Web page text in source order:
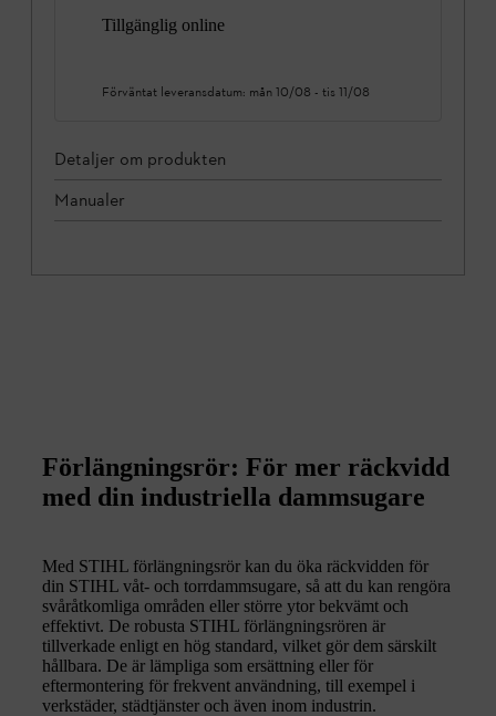
Tillgänglig online
Förväntat leveransdatum: mån 10/08 - tis 11/08
Detaljer om produkten
Manualer
Förlängningsrör: För mer räckvidd
med din industriella dammsugare
Med STIHL förlängningsrör kan du öka räckvidden för
din STIHL våt- och torrdammsugare, så att du kan rengöra
svåråtkomliga områden eller större ytor bekvämt och
effektivt. De robusta STIHL förlängningsrören är
tillverkade enligt en hög standard, vilket gör dem särskilt
hållbara. De är lämpliga som ersättning eller för
eftermontering för frekvent användning, till exempel i
verkstäder, städtjänster och även inom industrin.